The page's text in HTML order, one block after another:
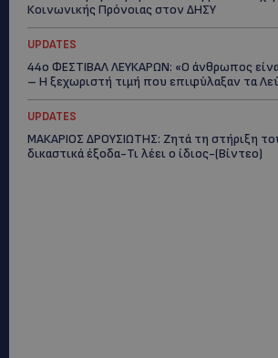
Κοινωνικής Πρόνοιας στον ΔΗΣΥ
UPDATES
44ο ΦΕΣΤΙΒΑΛ ΛΕΥΚΑΡΩΝ: «Ο άνθρωπος
– Η ξεχωριστή τιμή που επιφύλαξαν τα
UPDATES
ΜΑΚΑΡΙΟΣ ΔΡΟΥΣΙΩΤΗΣ: Ζητά τη στήριξη
δικαστικά έξοδα-Τι λέει ο ίδιος-(Βίντεο)